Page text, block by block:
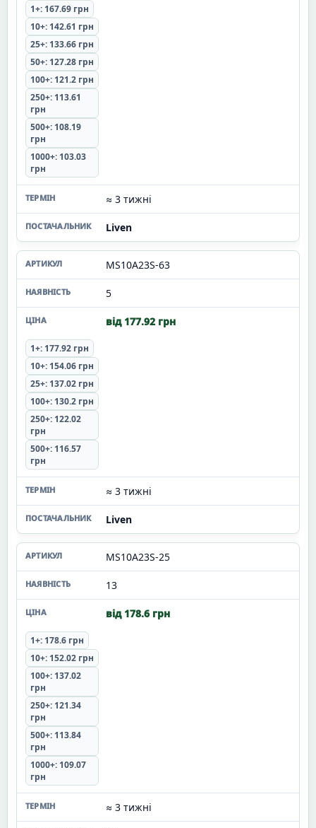
1+: 167.69 грн
10+: 142.61 грн
25+: 133.66 грн
50+: 127.28 грн
100+: 121.2 грн
250+: 113.61
грн
500+: 108.19
грн
1000+: 103.03
грн
≈ 3 тижні
Liven
MS10A23S-63
5
від 177.92 грн
1+: 177.92 грн
10+: 154.06 грн
25+: 137.02 грн
100+: 130.2 грн
250+: 122.02
грн
500+: 116.57
грн
≈ 3 тижні
Liven
MS10A23S-25
13
від 178.6 грн
1+: 178.6 грн
10+: 152.02 грн
100+: 137.02
грн
250+: 121.34
грн
500+: 113.84
грн
1000+: 109.07
грн
≈ 3 тижні